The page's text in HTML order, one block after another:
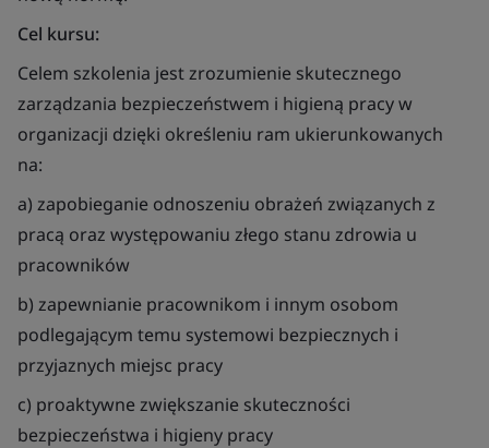
Cel kursu:
Celem szkolenia jest zrozumienie skutecznego
zarządzania bezpieczeństwem i higieną pracy w
organizacji dzięki określeniu ram ukierunkowanych
na:
a) zapobieganie odnoszeniu obrażeń związanych z
pracą oraz występowaniu złego stanu zdrowia u
pracowników
b) zapewnianie pracownikom i innym osobom
podlegającym temu systemowi bezpiecznych i
przyjaznych miejsc pracy
c) proaktywne zwiększanie skuteczności
bezpieczeństwa i higieny pracy